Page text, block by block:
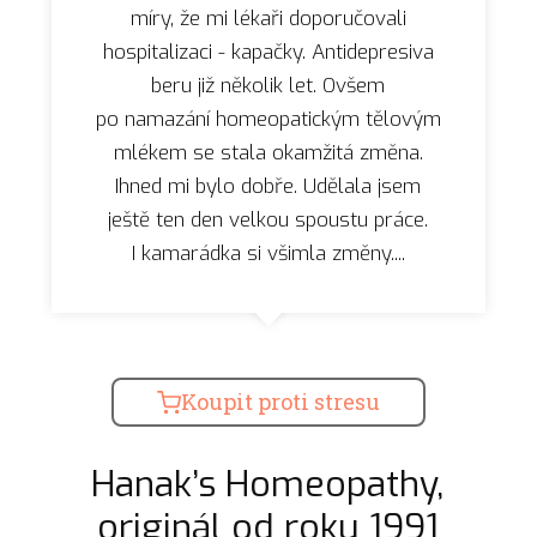
míry, že mi lékaři doporučovali
hospitalizaci - kapačky. Antidepresiva
beru již několik let. Ovšem
po namazání homeopatickým tělovým
mlékem se stala okamžitá změna.
Ihned mi bylo dobře. Udělala jsem
ještě ten den velkou spoustu práce.
I kamarádka si všimla změny....
Koupit proti stresu
Hanak’s Homeopathy,